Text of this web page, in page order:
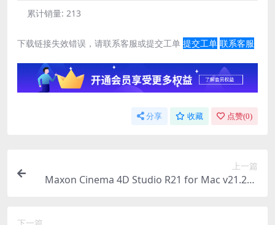
累计销量: 213
下载链接失效错误，请联系客服或提交工单 提交工单 联系客服
分享 收藏 点赞(0)
上一篇
Maxon Cinema 4D Studio R21 for Mac v21.207